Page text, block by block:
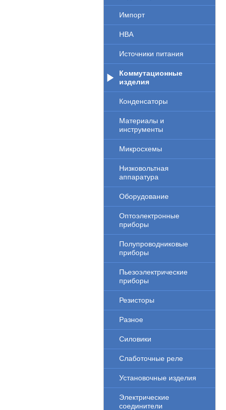
Импорт
НВА
Источники питания
Коммутационные
изделия
Конденсаторы
Материалы и
инструменты
Микросхемы
Низковольтная
аппаратура
Оборудование
Оптоэлектронные
приборы
Полупроводниковые
приборы
Пьезоэлектрические
приборы
Резисторы
Разное
Силовики
Слаботочные реле
Установочные изделия
Электрические
соединители